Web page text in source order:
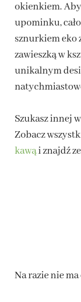
okienkiem.
upominku,
sznurkiem eko
zawieszką w
unikalnym
Szukasz innej
Zobacz
kawąi znajdź
Na razie nie